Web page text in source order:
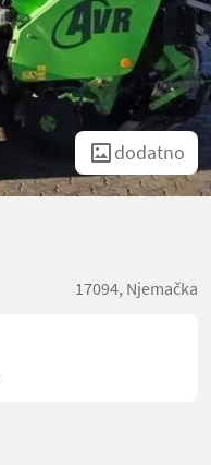
dodatno
17094, Njemačka